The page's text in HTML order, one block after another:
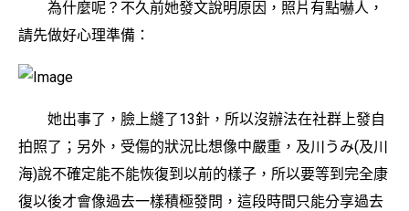
為什麼呢？不久前她發文說明原因，照片有點嚇人，
請先做好心理準備：
她出事了，臉上縫了13針，所以沒辦法在社群上發自
拍照了；另外，受傷的狀況比想像中嚴重，及川うみ(及川
海)說不確定能不能恢復到以前的樣子，所以要等到完全康
復以後才會像過去一樣積極發問，這段時間只能分享過去